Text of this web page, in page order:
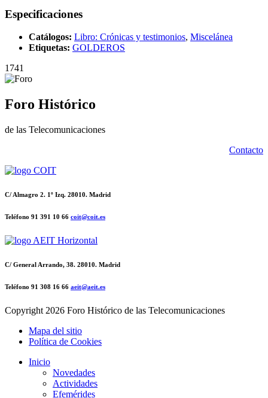
Especificaciones
Catálogos: Libro: Crónicas y testimonios, Miscelánea
Etiquetas: GOLDEROS
1741
Foro Histórico
de las Telecomunicaciones
Contacto
C/ Almagro 2. 1º Izq. 28010. Madrid
Teléfono 91 391 10 66 coit@coit.es
C/ General Arrando, 38. 28010. Madrid
Teléfono 91 308 16 66 aeit@aeit.es
Copyright 2026 Foro Histórico de las Telecomunicaciones
Mapa del sitio
Política de Cookies
Inicio
Novedades
Actividades
Efemérides